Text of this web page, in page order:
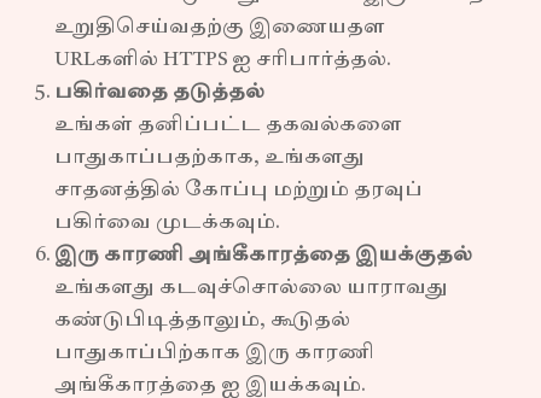
உறுதிசெய்வதற்கு இணையதள
URLகளில் HTTPS ஐ சரிபார்த்தல்.
பகிர்வதை தடுத்தல்
உங்கள் தனிப்பட்ட தகவல்களை
பாதுகாப்பதற்காக, உங்களது
சாதனத்தில் கோப்பு மற்றும் தரவுப்
பகிர்வை முடக்கவும்.
இரு காரணி அங்கீகாரத்தை இயக்குதல்
உங்களது கடவுச்சொல்லை யாராவது
கண்டுபிடித்தாலும், கூடுதல்
பாதுகாப்பிற்காக இரு காரணி
அங்கீகாரத்தை ஐ இயக்கவும்.